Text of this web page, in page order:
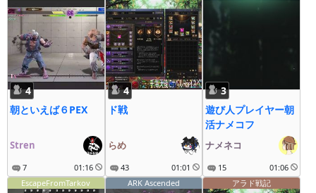
4
朝といえば６PEX
Stren
7 01:16
4
ド戦
らめ
43 01:01
3
遊び人プレイヤー朝
活ナメコフ
ナメネコ
15
01:06
EscapeFromTarkov
ARK Ascended アラド戦記